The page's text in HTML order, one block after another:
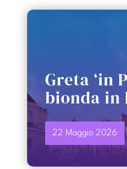
Greta ‘in
bionda in
22 Maggio 2026